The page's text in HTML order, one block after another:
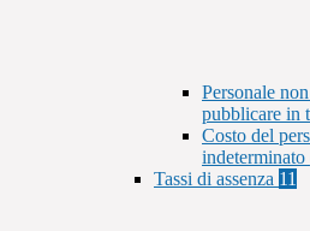
Personale
pubblicare in
Costo del
Tassi di assenza 11